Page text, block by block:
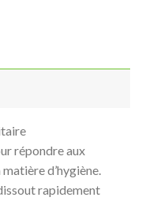
répondre aux
d’hygiène.
rapidement